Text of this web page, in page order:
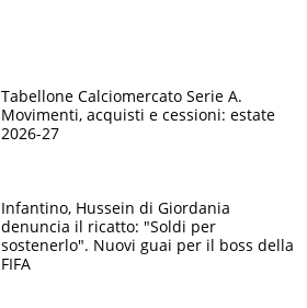
Tabellone Calciomercato Serie A.
Movimenti, acquisti e cessioni: estate
2026-27
Infantino, Hussein di Giordania
denuncia il ricatto: "Soldi per
sostenerlo". Nuovi guai per il boss della
FIFA